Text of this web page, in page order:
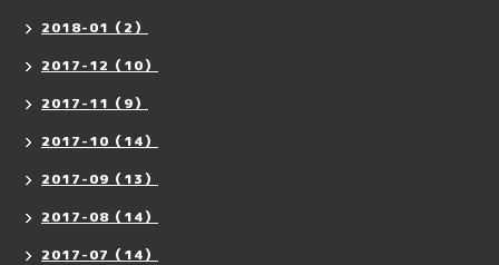
2018-01（2）
2017-12（10）
2017-11（9）
2017-10（14）
2017-09（13）
2017-08（14）
2017-07（14）